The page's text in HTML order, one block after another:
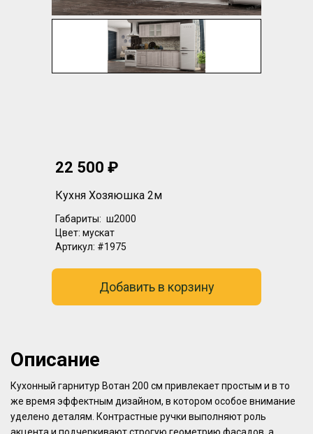
22 500 ₽
Кухня Хозяюшка 2м
Габариты: ш2000
Цвет: мускат
Артикул: #1975
Добавить в корзину
Описание
Кухонный гарнитур Вотан 200 см привлекает простым и в то
же время эффектным дизайном, в котором особое внимание
уделено деталям. Контрастные ручки выполняют роль